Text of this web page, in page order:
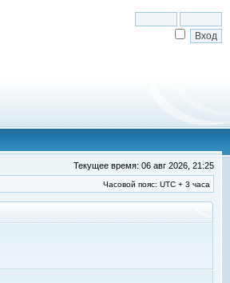
Текущее время: 06 авг 2026, 21:25
Часовой пояс: UTC + 3 часа